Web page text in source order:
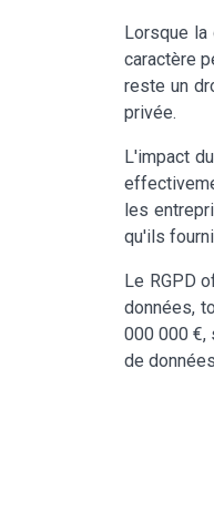
Lorsque
caractère
reste un
privée.
L'impact
les
qu'ils
Le RGPD
données,
000 000 €,
de